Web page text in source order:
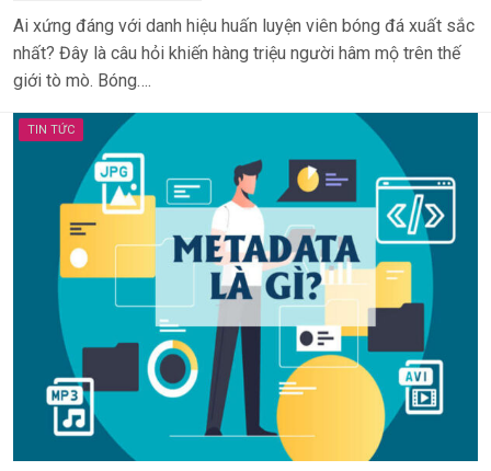
Ai xứng đáng với danh hiệu huấn luyện viên bóng đá xuất sắc
nhất? Đây là câu hỏi khiến hàng triệu người hâm mộ trên thế
giới tò mò. Bóng….
TIN TỨC